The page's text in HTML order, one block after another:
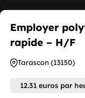
Employer
rapide – H/F
Tarascon (13150)
12.31 euros par